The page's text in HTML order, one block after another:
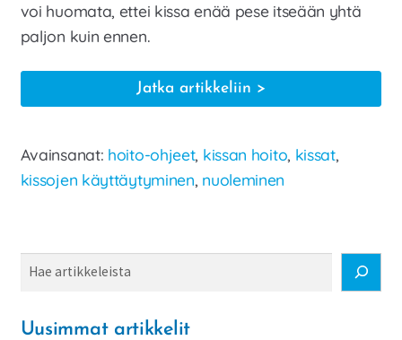
voi huomata, ettei kissa enää pese itseään yhtä
paljon kuin ennen.
Jatka artikkeliin Miksi
itseään?
Avainsanat: hoito-ohjeet, kissan hoito, kissat,
kissojen käyttäytyminen, nuoleminen
Haku
Uusimmat artikkelit